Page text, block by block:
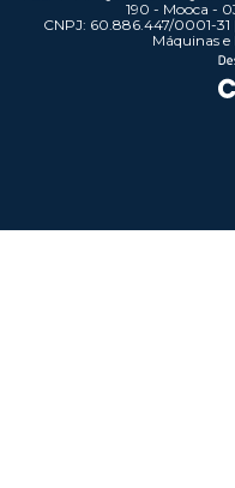
190 - Mooca -
CNPJ: 60.886.447/0001-31
Máquinas